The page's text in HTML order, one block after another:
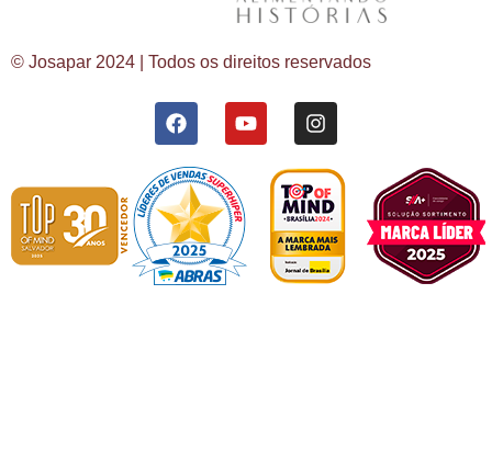
© Josapar 2024 | Todos os direitos reservados